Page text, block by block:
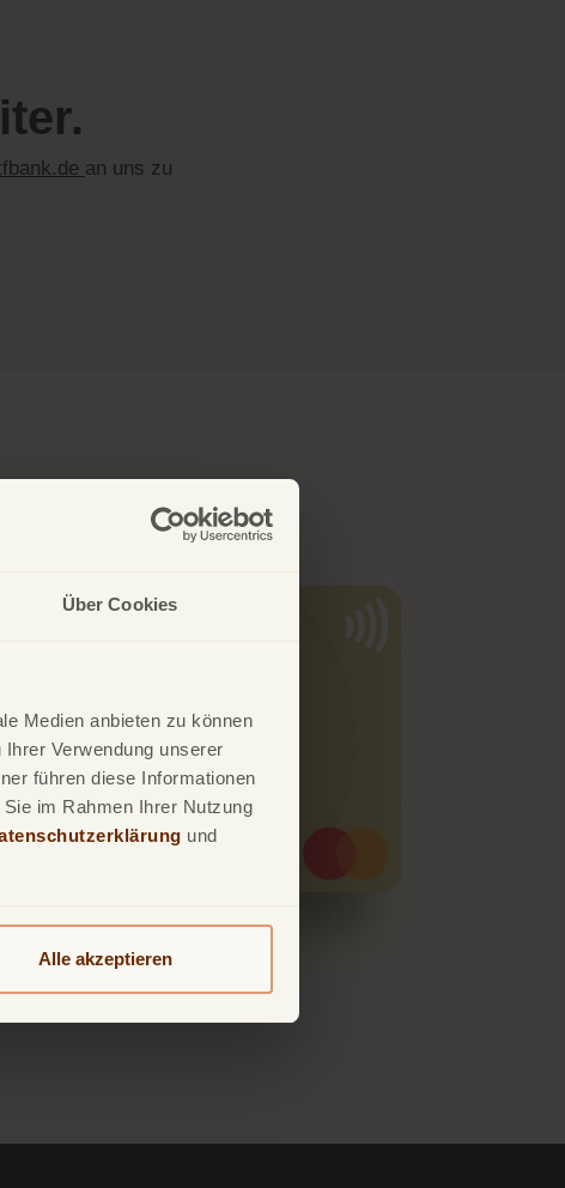
Über Cookies
Medien anbieten zu können
Verwendung unserer
führen diese Informationen
im Rahmen Ihrer Nutzung
und
Alle akzeptieren
an uns zu